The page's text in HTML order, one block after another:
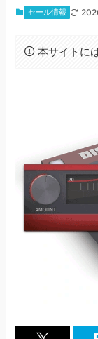
セール情報
本サイトに